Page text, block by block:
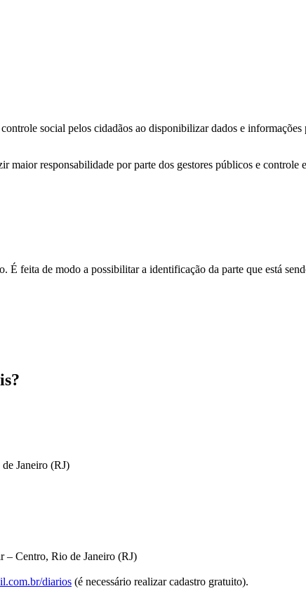
social pelos cidadãos ao disponibilizar dados e
responsabilidade por parte dos gestores públicos e controle
É feita de modo a possibilitar a identificação da parte que está
Janeiro (RJ)
– Centro, Rio de Janeiro (RJ)
diarios (é necessário realizar cadastro gratuito).